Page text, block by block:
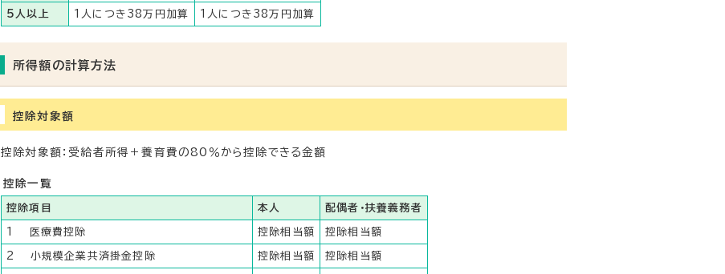
5人以上 1人につき38万円加算 1人につき38万円加算
所得額の計算方法
控除対象額
控除対象額：受給者所得＋養育費の80％から控除できる金額
控除一覧
控除項目 本人 配偶者・扶養義務者
1 医療費控除 控除相当額 控除相当額
2 小規模企業共済掛金控除 控除相当額 控除相当額